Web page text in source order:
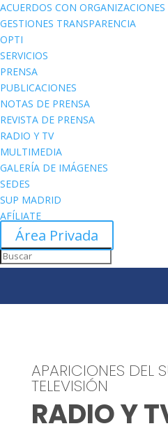
ACUERDOS CON ORGANIZACIONES
GESTIONES TRANSPARENCIA
OPTI
SERVICIOS
PRENSA
PUBLICACIONES
NOTAS DE PRENSA
REVISTA DE PRENSA
RADIO Y TV
MULTIMEDIA
GALERÍA DE IMÁGENES
SEDES
SUP MADRID
AFÍLIATE
Área Privada
APARICIONES DEL
TELEVISIÓN
RADIO Y